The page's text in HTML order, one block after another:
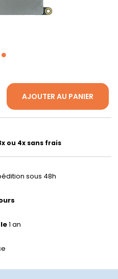
AJOUTER AU PANIER
ou 4x sans frais
sous 48h
1 an